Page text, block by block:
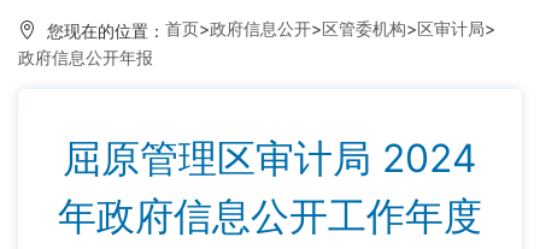
您现在的位置： 首页>政府信息公开>区管委机构>区审计局>
政府信息公开年报
屈原管理区审计局 2024
年政府信息公开工作年度